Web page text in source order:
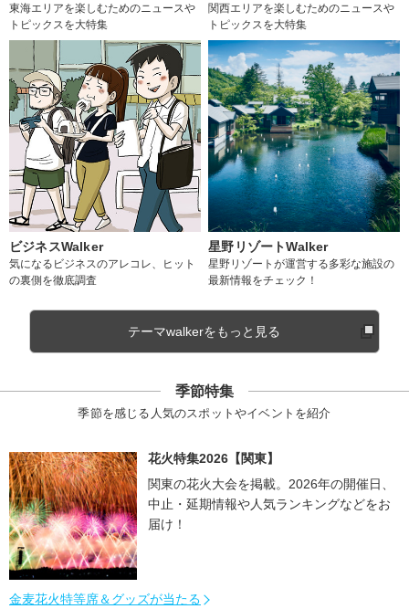
東海エリアを楽しむためのニュースや
トピックスを大特集
関西エリアを楽しむためのニュースや
トピックスを大特集
ビジネスWalker
気になるビジネスのアレコレ、ヒット
の裏側を徹底調査
星野リゾートWalker
星野リゾートが運営する多彩な施設の
最新情報をチェック！
テーマwalkerをもっと見る
季節特集
季節を感じる人気のスポットやイベントを紹介
花火特集2026【関東】
関東の花火大会を掲載。2026年の開催日、
中止・延期情報や人気ランキングなどをお
届け！
金麦花火特等席＆グッズが当たる